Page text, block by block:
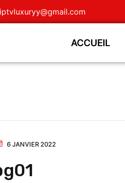
iptvluxuryy@gmail.com
ACCUEIL
ACCUEIL
6 JANVIER 2022